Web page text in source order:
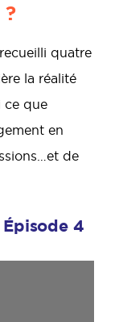
quatre
la réalité
ce que
en
de
Épisode 4